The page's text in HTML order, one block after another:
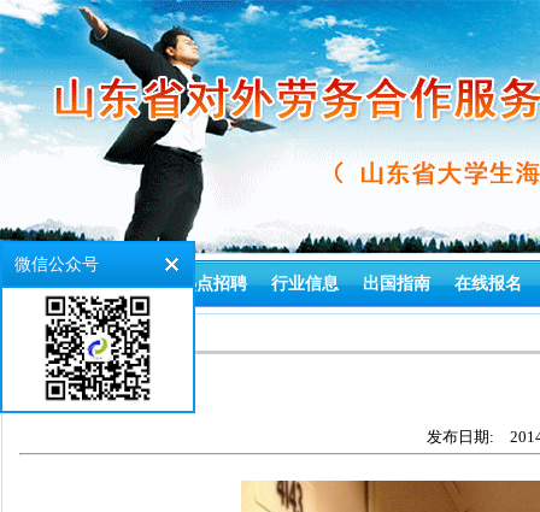
首页 通知公告 热点招聘 行业信息 出国指南 在线报名
首页>生活住宿
发布日期:
微信公众号